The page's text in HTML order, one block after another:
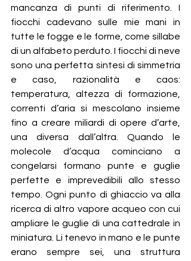
mancanza di punti di riferimento. I
fiocchi cadevano sulle mie mani in
tutte le fogge e le forme, come sillabe
di un alfabeto perduto. I fiocchi di neve
sono una perfetta sintesi di simmetria
e caso, razionalità e caos:
temperatura, altezza di formazione,
correnti d’aria si mescolano insieme
fino a creare miliardi di opere d’arte,
una diversa dall’altra. Quando le
molecole d’acqua cominciano a
congelarsi formano punte e guglie
perfette e imprevedibili allo stesso
tempo. Ogni punto di ghiaccio va alla
ricerca di altro vapore acqueo con cui
ampliare le guglie di una cattedrale in
miniatura. Li tenevo in mano e le punte
erano sempre sei, una struttura